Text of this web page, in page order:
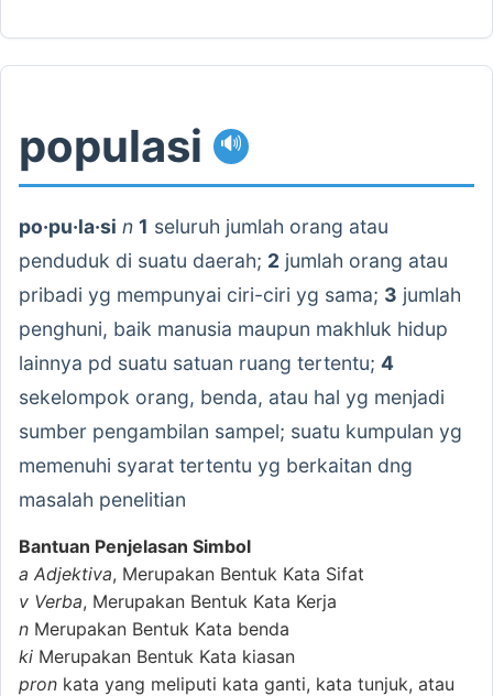
populasi 🔊
po·pu·la·si n 1 seluruh jumlah orang atau
penduduk di suatu daerah; 2 jumlah orang atau
pribadi yg mempunyai ciri-ciri yg sama; 3 jumlah
penghuni, baik manusia maupun makhluk hidup
lainnya pd suatu satuan ruang tertentu; 4
sekelompok orang, benda, atau hal yg menjadi
sumber pengambilan sampel; suatu kumpulan yg
memenuhi syarat tertentu yg berkaitan dng
masalah penelitian
Bantuan Penjelasan Simbol
a Adjektiva, Merupakan Bentuk Kata Sifat
v Verba, Merupakan Bentuk Kata Kerja
n Merupakan Bentuk Kata benda
ki Merupakan Bentuk Kata kiasan
pron kata yang meliputi kata ganti, kata tunjuk, atau